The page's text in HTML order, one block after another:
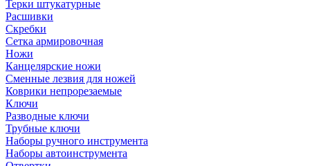
Терки штукатурные
Расшивки
Скребки
Сетка армировочная
Ножи
Канцелярские ножи
Сменные лезвия для ножей
Коврики непрорезаемые
Ключи
Разводные ключи
Трубные ключи
Наборы ручного инструмента
Наборы автоинструмента